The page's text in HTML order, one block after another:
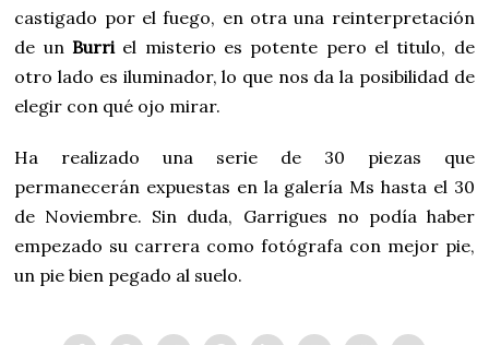
castigado por el fuego, en otra una reinterpretación
de un Burri el misterio es potente pero el titulo, de
otro lado es iluminador, lo que nos da la posibilidad de
elegir con qué ojo mirar.
Ha realizado una serie de 30 piezas que
permanecerán expuestas en la galería Ms hasta el 30
de Noviembre. Sin duda, Garrigues no podía haber
empezado su carrera como fotógrafa con mejor pie,
un pie bien pegado al suelo.